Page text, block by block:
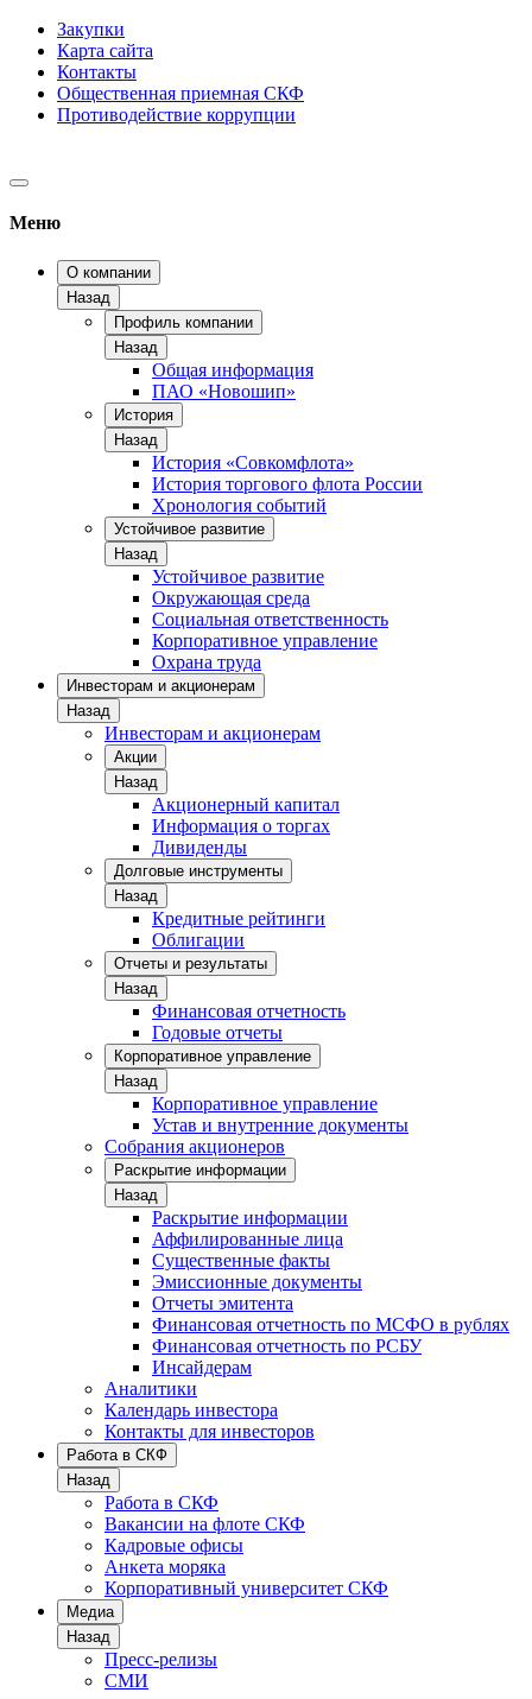
Закупки
Карта сайта
Контакты
Общественная приемная СКФ
Противодействие коррупции
Меню
О компании
Назад
Профиль компании
Назад
Общая информация
ПАО «Новошип»
История
Назад
История «Совкомфлота»
История торгового флота России
Хронология событий
Устойчивое развитие
Назад
Устойчивое развитие
Окружающая среда
Социальная ответственность
Корпоративное управление
Охрана труда
Инвесторам и акционерам
Назад
Инвесторам и акционерам
Акции
Назад
Акционерный капитал
Информация о торгах
Дивиденды
Долговые инструменты
Назад
Кредитные рейтинги
Облигации
Отчеты и результаты
Назад
Финансовая отчетность
Годовые отчеты
Корпоративное управление
Назад
Корпоративное управление
Устав и внутренние документы
Собрания акционеров
Раскрытие информации
Назад
Раскрытие информации
Аффилированные лица
Существенные факты
Эмиссионные документы
Отчеты эмитента
Финансовая отчетность по МСФО в рублях
Финансовая отчетность по РСБУ
Инсайдерам
Аналитики
Календарь инвестора
Контакты для инвесторов
Работа в СКФ
Назад
Работа в СКФ
Вакансии на флоте СКФ
Кадровые офисы
Анкета моряка
Корпоративный университет СКФ
Медиа
Назад
Пресс-релизы
СМИ